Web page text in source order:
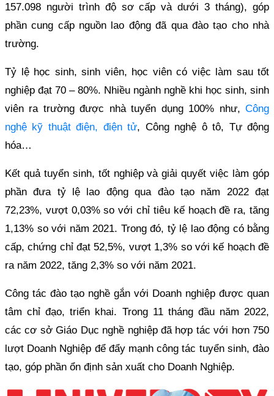
157.098 người trình độ sơ cấp và dưới 3 tháng), góp
phần cung cấp nguồn lao động đã qua đào tạo cho nhà
trường.
Tỷ lệ học sinh, sinh viên, học viên có việc làm sau tốt
nghiệp đạt 70 – 80%. Nhiều ngành nghề khi học sinh, sinh
viên ra trường được nhà tuyển dụng 100% như, Công
nghệ kỹ thuật điện, điện tử, Công nghệ ô tô, Tự động
hóa…
Kết quả tuyển sinh, tốt nghiệp và giải quyết việc làm góp
phần đưa tỷ lệ lao động qua đào tạo năm 2022 đạt
72,23%, vượt 0,03% so với chỉ tiêu kế hoạch đề ra, tăng
1,13% so với năm 2021. Trong đó, tỷ lệ lao động có bằng
cấp, chứng chỉ đạt 52,5%, vượt 1,3% so với kế hoạch đề
ra năm 2022, tăng 2,3% so với năm 2021.
Công tác đào tạo nghề gắn với Doanh nghiệp được quan
tâm chỉ đạo, triển khai. Trong 11 tháng đầu năm 2022,
các cơ sở Giáo Dục nghề nghiệp đã hợp tác với hơn 750
lượt Doanh Nghiệp để đẩy mạnh công tác tuyển sinh, đào
tạo, góp phần ổn định sản xuất cho Doanh Nghiệp.